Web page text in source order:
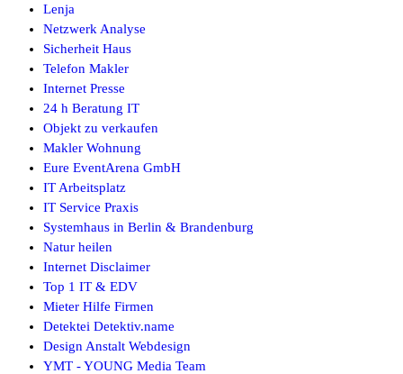
Lenja
Netzwerk Analyse
Sicherheit Haus
Telefon Makler
Internet Presse
24 h Beratung IT
Objekt zu verkaufen
Makler Wohnung
Eure EventArena GmbH
IT Arbeitsplatz
IT Service Praxis
Systemhaus in Berlin & Brandenburg
Natur heilen
Internet Disclaimer
Top 1 IT & EDV
Mieter Hilfe Firmen
Detektei Detektiv.name
Design Anstalt Webdesign
YMT - YOUNG Media Team